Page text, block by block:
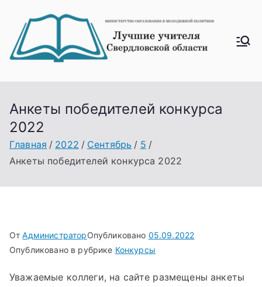
содержимому
Лучш
Анкеты победителей конкурса
2022
Главная 2022 Сентябрь
5
Анкеты победителей конкурса 2022
ОтАдминистраторОпубликовано 05.09.2022
Опубликовано в рубрике Конкурсы
Уважаемые коллеги, на сайте размещены анкеты